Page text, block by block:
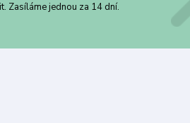
Zasíláme jednou za 14 dní.